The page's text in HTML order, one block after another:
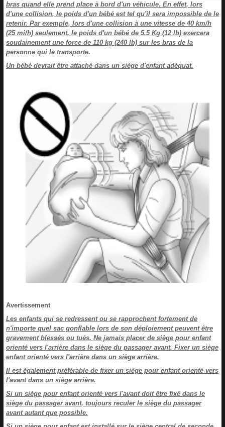
bras quand elle prend place à bord d'un véhicule. En effet, lors
d'une collision, le poids d'un bébé est tel qu'il sera impossible de le
retenir. Par exemple, lors d'une collision à une vitesse de 40 km/h
(25 mi/h) seulement, le poids d'un bébé de 5.5 Kg (12 lb) exercera
soudainement une force de 110 kg (240 lb) sur les bras de la
personne qui le transporte.
Un bébé devrait être attaché dans un siège d'enfant adéquat.
Avertissement
Les enfants qui se redressent ou se rapprochent fortement de
n'importe quel sac gonflable lors de son déploiement peuvent être
gravement blessés ou tués. Ne jamais placer de siège pour enfant
orienté vers l'arrière dans le siège du passager avant. Fixer un siège
enfant orienté vers l'arrière dans un siège arrière.
Il est également préférable de fixer un siège pour enfant orienté vers
l'avant dans un siège arrière.
Si un siège pour enfant orienté vers l'avant doit être fixé dans le
siège du passager avant, toujours reculer le siège du passager
avant autant que possible.